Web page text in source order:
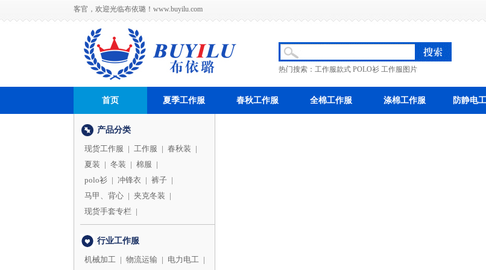
客官，欢迎光临布依璐！ www.buyilu.com
热门搜索： 工作服款式 POLO衫 工作服图片
首页 夏季工作服 春秋工作服 全棉工作服 涤棉工作服 防静电
产品分类
现货工作服 | 工作服 | 春秋装 |
夏装 | 冬装 | 棉服 |
polo衫 | 冲锋衣 | 裤子 |
马甲、背心 | 夹克冬装 |
现货手套专栏 |
行业工作服
机械加工 | 物流运输 | 电力电工 |